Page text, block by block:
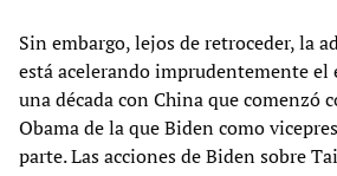
Sin embargo, lejos de retroceder, la
está acelerando imprudentemente
una década con China que comenzó
Obama de la que Biden como
parte. Las acciones de Biden sobre